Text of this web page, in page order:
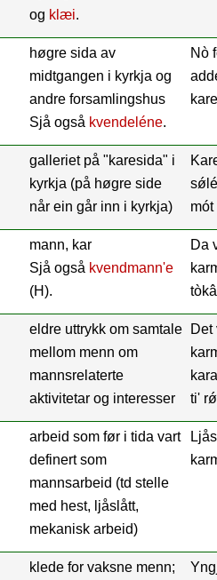
og klæi.
høgre sida av
midtgangen i kyrkja og
andre forsamlingshus
Sjå også kvendeléne.
Nò
galleriet på "karesida" i
kyrkja (på høgre side
når ein går inn i kyrkja)
s
mann, kar
Sjå også kvendmann'e
(H).
Da
eldre uttrykk om samtale
mellom menn om
mannsrelaterte
aktivitetar og interesser
Det
ti'
arbeid som før i tida vart
definert som
mannsarbeid (td stelle
med hest, ljåslått,
mekanisk arbeid)
klede for vaksne menn;